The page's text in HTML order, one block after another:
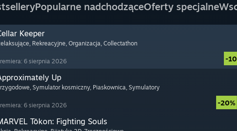
Popularne nadchodząceOferty specjalne
Keeper
, Rekreacyjne, Organizacja, Collectathon
6 sierpnia 2026 -
Up
, Symulator kosmiczny, Piaskownica, Symulatory
6 sierpnia 2026 -20%
Tōkon: Fighting Souls